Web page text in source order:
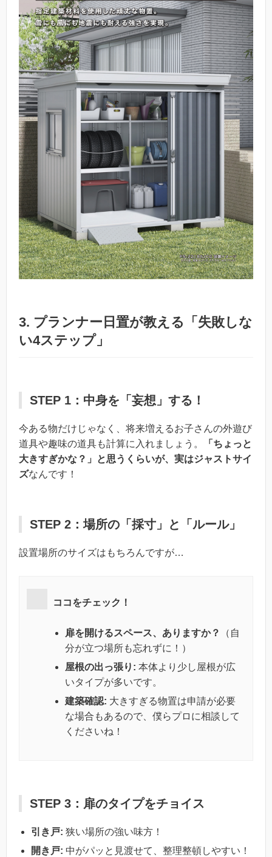
3. プランナー日置が教える「失敗しな
い4ステップ」
STEP 1：中身を「妄想」する！
今ある物だけじゃなく、将来増えるお子さんの外遊び
道具や趣味の道具も計算に入れましょう。
「ちょっと
大きすぎかな？」と思うくらいが、実はジャストサイ
ズなんです！
STEP 2：場所の「採寸」と「ルール」
設置場所のサイズはもちろんですが…
ココをチェック！
扉を開けるスペース、ありますか？
（自
分が立つ場所も忘れずに！）
屋根の出っ張り: 本体より少し屋根が広
いタイプが多いです。
建築確認: 大きすぎる物置は申請が必要
な場合もあるので、僕らプロに相談して
くださいね！
STEP 3：扉のタイプをチョイス
引き戸: 狭い場所の強い味方！
開き戸: 中がパッと見渡せて、整理整頓しやすい！